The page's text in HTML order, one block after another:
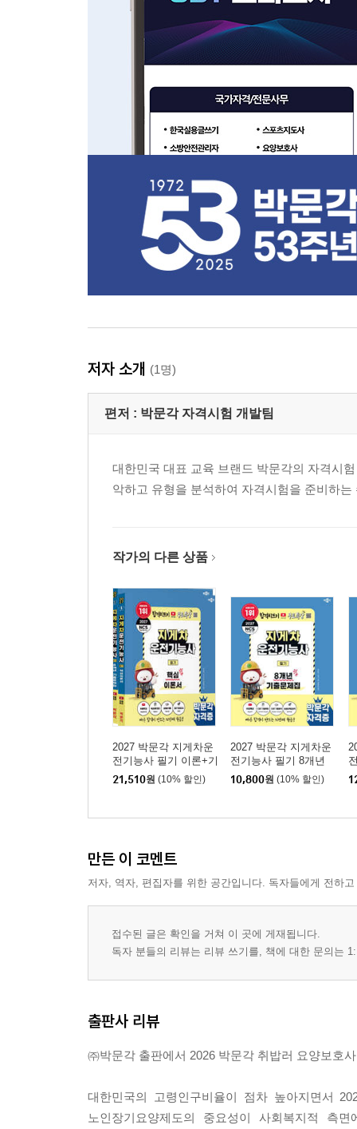
저자 소개 (1명)
편저 : 박문각 자격시험 개발팀
대한민국 대표 교육 브랜드 박문각의 자격시
악하고 유형을 분석하여 자격시험을 준비하
작가의 다른 상품
2027 박문각 지게차운
전기능사 필기 이론+기
출 세트
21,510원 (10% 할인)
2027 박문각 지게차운
전기능사 필기 8개년
기출문제집+무료특강
10,800원 (10% 할인)
만든 이 코멘트
저자, 역자, 편집자를 위한 공간입니다. 독자들에게 전하
접수된 글은 확인을 거쳐 이 곳에 게재됩니다.
독자 분들의 리뷰는 리뷰 쓰기를, 책에 대한 문의는
출판사 리뷰
㈜박문각 출판에서 2026 박문각 취밥러 요양보호
대한민국의 고령인구비율이 점차 높아지면서
노인장기요양제도의 중요성이 사회복지적 측